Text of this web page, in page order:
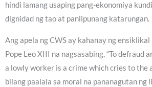
hindi lamang usaping pang-ekonomiya
dignidad ng tao at panlipunang katarungan.
Ang apela ng CWS ay kahanay ng
Pope Leo XIII na nagsasabing, “To defraud
a lowly worker is a crime which cries to the
bilang paalala sa moral na pananagutan ng